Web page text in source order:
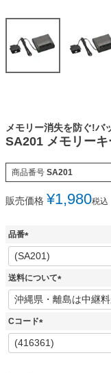
メモリー消失を防ぐ!バ
SA201 メモリー
商品番号 SA201
販売価格 ¥1,980税込
品番
(
必
須
送料について
(
必
Cコード
(
必